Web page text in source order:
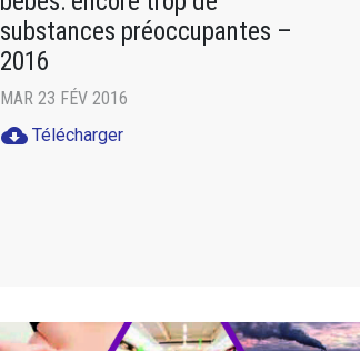
substances préoccupantes –
2016
MAR 23 FÉV 2016
cloud_download Télécharger